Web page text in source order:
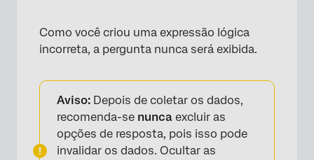
×
Como você criou uma expressão lógica
incorreta, a pergunta nunca será exibida.
Aviso: Depois de coletar os dados,
recomenda-se nunca excluir as
opções de resposta, pois isso pode
invalidar os dados. Ocultar as